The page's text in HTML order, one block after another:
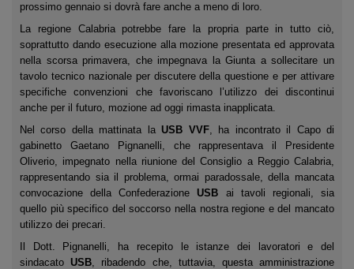
prossimo gennaio si dovrà fare anche a meno di loro.
La regione Calabria potrebbe fare la propria parte in tutto ciò,
soprattutto dando esecuzione alla mozione presentata ed approvata
nella scorsa primavera, che impegnava la Giunta a sollecitare un
tavolo tecnico nazionale per discutere della questione e per attivare
specifiche convenzioni che favoriscano l’utilizzo dei discontinui
anche per il futuro, mozione ad oggi rimasta inapplicata.
Nel corso della mattinata laUSB VVF, ha incontrato il Capo di
gabinetto Gaetano Pignanelli, che rappresentava il Presidente
Oliverio, impegnato nella riunione del Consiglio a Reggio Calabria,
rappresentando sia il problema, ormai paradossale, della mancata
convocazione della ConfederazioneUSB ai tavoli regionali, sia
quello più specifico del soccorso nella nostra regione e del mancato
utilizzo dei precari.
Il Dott. Pignanelli, ha recepito le istanze dei lavoratori e del
sindacatoUSB , ribadendo che, tuttavia, questa amministrazione